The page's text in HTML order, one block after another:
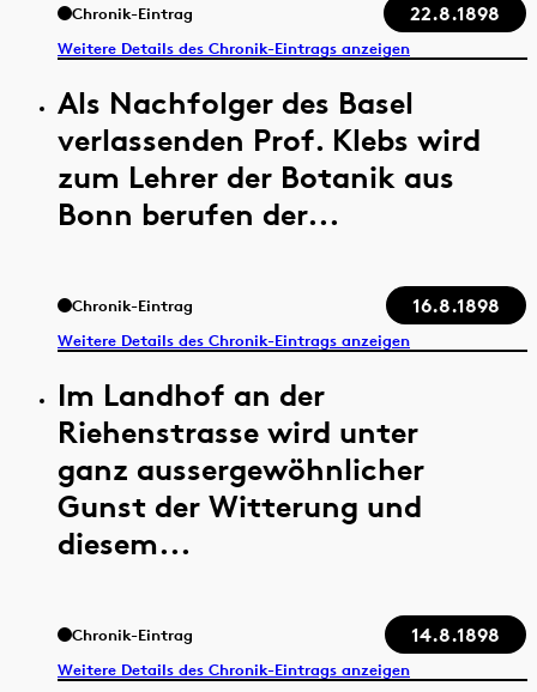
Chronik-Eintrag 22.8.1898
Weitere Details des Chronik-Eintrags anzeigen
Als Nachfolger des Basel
verlassenden Prof. Klebs wird
zum Lehrer der Botanik aus
Bonn berufen der...
Chronik-Eintrag 16.8.1898
Weitere Details des Chronik-Eintrags anzeigen
Im Landhof an der
Riehenstrasse wird unter
ganz aussergewöhnlicher
Gunst der Witterung und
diesem...
Chronik-Eintrag 14.8.1898
Weitere Details des Chronik-Eintrags anzeigen